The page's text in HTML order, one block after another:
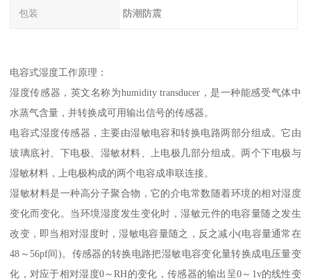
包装 防潮防震
电容式湿度工作原理：
湿度传感器，英文名称为humidity transducer，是一种能感受气体中
水蒸气含量，并转换成可用输出信号的传感器。
电容式湿度传感器，主要由湿敏电容和转换电路两部分组成。它由
玻璃底衬、下电极、湿敏材料、上电极几部分组成。两个下电极与
湿敏材料，上电极构成的两个电容成串联连接。
湿敏材料是一种高分子聚合物，它的介电常数随着环境的相对湿度
变化而变化。当环境湿度发生变化时，湿敏元件的电容量随之发生
改变，即当相对湿度时，湿敏电容量随之，反之减小(电容量通常在
48～56pf间)。传感器的转换电路把湿敏电容变化量转换成电压量变
化，对应于相对湿度0～RH的变化，传感器的输出呈0～1v的线性变